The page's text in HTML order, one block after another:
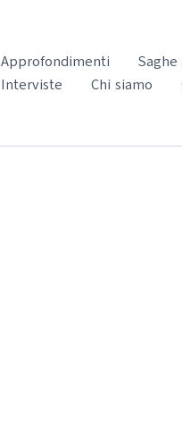
Approfondimenti
Interviste Chi siamo